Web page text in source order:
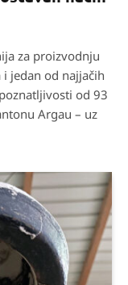
za proizvodnju
jedan od najjačih
od 93
Argau – uz